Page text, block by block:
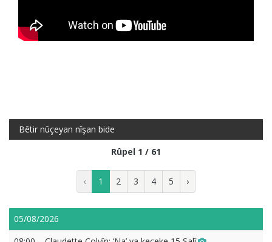
Bêtir nûçeyan nîşan bide
Rûpel 1 / 61
‹ 1 2 3 4 5 ›
05/08/2026